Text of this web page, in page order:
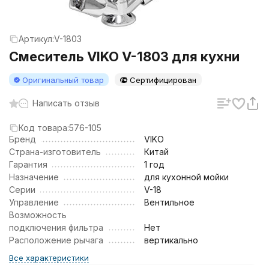
Артикул:V-1803
Смеситель VIKO V-1803 для кухни
Оригинальный товар Сертифицирован
Написать отзыв
Код товара:576-105
Бренд
VIKO
Страна-изготовитель
Китай
Гарантия
1 год
Назначение
для кухонной мойки
Серии
V-18
Управление
Вентильное
Возможность
подключения фильтра
Нет
Расположение рычага
вертикально
Все характеристики